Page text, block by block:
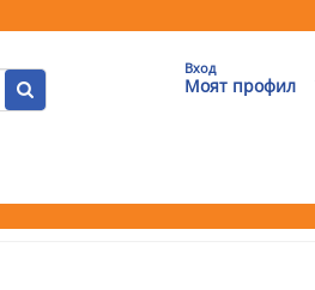
Вход
Моят профил